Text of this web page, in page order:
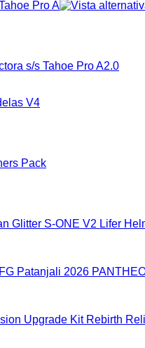
s/s Tahoe Pro A2.0
Pack
S-ONE V2 Lifer
Rebirth